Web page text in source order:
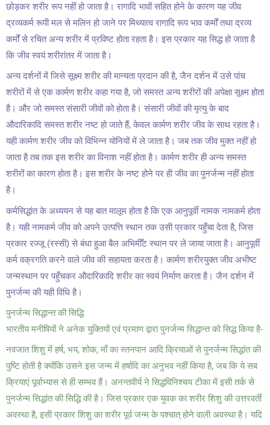
छोड़कर शरीर रूप नहीं हो जाता है। रागादि भावों सहित होने के कारण यह जीव
द्रव्यकर्म रूपी मल से मलिन हो जाने पर मिथ्यात्व रागादि रूप भाव कर्मों तथा द्रव्य
कर्मों से रचित अन्य शरीर में प्रविष्ट होता रहता है। इस प्रकार यह सिद्ध हो जाता है
कि जीव स्वयं शरीरांतर में जाता है।
अन्य दर्शनों में जिसे सूक्ष्म शरीर की मान्यता प्रदान की है, जैन दर्शन में उसे पांच
शरीरों में से एक कार्मण शरीर कहा गया है, जो समस्त अन्य शरीरों की अपेक्षा सूक्ष्म होता
है। और जो समस्त संसारी जीवों को होता है। संसारी जीवों की मृत्यु के बाद
औदारिकादि समस्त शरीर नष्ट हो जाते हैं, केवल कार्मण शरीर जीव के साथ रहता है।
यही कार्मण शरीर जीव को विभिन्न योनियों में ले जाता है। जब तक जीव मुक्त नहीं हो
जाता है तब तक इस शरीर का विनाश नहीं होता है। कार्मण शरीर ही अन्य समस्त
शरीरों का कारण होता है। इस शरीर के नष्ट होने पर ही जीव का पुनर्जन्म नहीं होता
है।
कर्मसिद्धांत के अध्ययन से यह बात मालूम होता है कि एक आनुपूर्वी नामक नामकर्म होता
है। यही नामकर्म जीव को अपने उत्पत्ति स्थान तक उसी प्रकार पहुँचा देता है, जिस
प्रकार रज्जू (रस्सी) से बंधा हुआ बैल अभिमीँट स्थान पर ले जाया जाता है। आनुपूर्वी
कर्म वक्रगति करने वाले जीव की सहायता करता है। कार्मण शरीरयुक्त जीव अभीष्ट
जन्मस्थान पर पहुँचकर औदारिकादि शरीर का स्वयं निर्माण करता है। जैन दर्शन में
पुनर्जन्म की यही विधि है।
पुनर्जन्म सिद्धान्त की सिद्धि
भारतीय मनीषियों ने अनेक युक्तियों एवं प्रमाण द्वारा पुनर्जन्म सिद्धान्त को सिद्ध किया है-
नवजात शिशु में हर्ष, भय, शोक, माँ का स्तनपान आदि क्रियाओं से पुनर्जन्म सिद्धांत की
पुष्टि होती है क्योंकि उसने इस जन्म में हर्षादि का अनुभव नहीं किया है, जब कि ये सब
क्रियाएं पूर्वाभ्यास से ही सम्भव हैं। अनन्तवीर्य ने सिद्धविनिश्चय टीका में इसी तर्क से
पुनर्जन्म सिद्धांत की सिद्धि की है। जिस प्रकार एक युवक का शरीर शिशु की उत्तरवर्ती
अवस्था है, इसी प्रकार शिशु का शरीर पूर्व जन्म के पश्चात् होने वाली अवस्था है। यदि